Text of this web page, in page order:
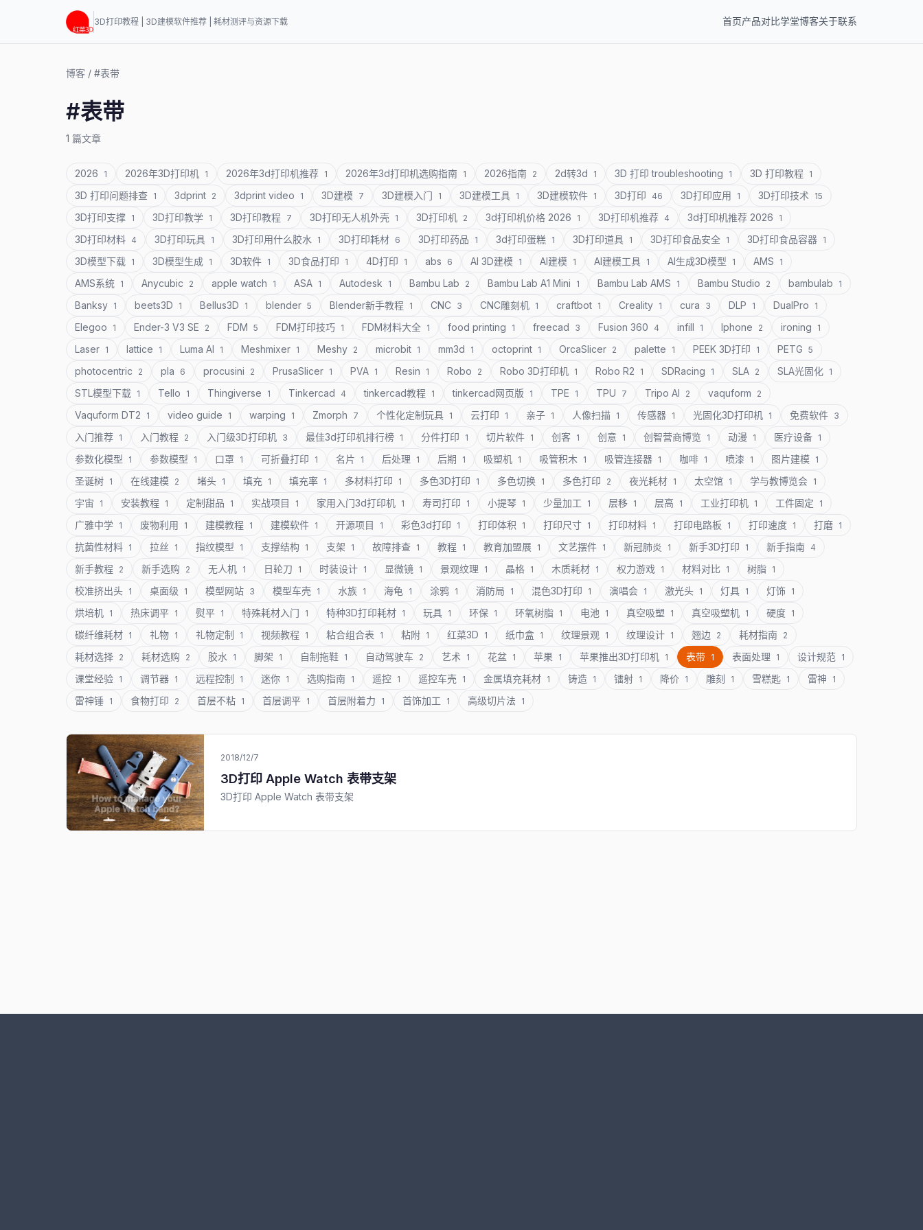
3D打印教程 | 3D建模软件推荐 | 耗材测评与资源下载 首页产品对比学堂博客关于联系
博客 / #表带
#表带
1 篇文章
2026 1 2026年3D打印机 1 2026年3d打印机推荐 1 2026年3d打印机选购指南 1 2026指南 2 2d转3d 1 3D 打印 troubleshooting 1 3D 打印教程 1
3D 打印问题排查 1 3dprint 2 3dprint video 1 3D建模 7 3D建模入门 1 3D建模工具 1 3D建模软件 1 3D打印 46 3D打印应用 1 3D打印技术 15
3D打印支撑 1 3D打印教学 1 3D打印教程 7 3D打印无人机外壳 1 3D打印机 2 3d打印机价格 2026 1 3D打印机推荐 4 3d打印机推荐 2026 1
3D打印材料 4 3D打印玩具 1 3D打印用什么胶水 1 3D打印耗材 6 3D打印药品 1 3d打印蛋糕 1 3D打印道具 1 3D打印食品安全 1 3D打印食品容器 1
3D模型下载 1 3D模型生成 1 3D软件 1 3D食品打印 1 4D打印 1 abs 6 AI 3D建模 1 AI建模 1 AI建模工具 1 AI生成3D模型 1 AMS 1
AMS系统 1 Anycubic 2 apple watch 1 ASA 1 Autodesk 1 Bambu Lab 2 Bambu Lab A1 Mini 1 Bambu Lab AMS 1 Bambu Studio 2 bambulab 1
Banksy 1 beets3D 1 Bellus3D 1 blender 5 Blender新手教程 1 CNC 3 CNC雕刻机 1 craftbot 1 Creality 1 cura 3 DLP 1 DualPro 1
Elegoo 1 Ender-3 V3 SE 2 FDM 5 FDM打印技巧 1 FDM材料大全 1 food printing 1 freecad 3 Fusion 360 4 infill 1 Iphone 2 ironing 1
Laser 1 lattice 1 Luma AI 1 Meshmixer 1 Meshy 2 microbit 1 mm3d 1 octoprint 1 OrcaSlicer 2 palette 1 PEEK 3D打印 1 PETG 5
photocentric 2 pla 6 procusini 2 PrusaSlicer 1 PVA 1 Resin 1 Robo 2 Robo 3D打印机 1 Robo R2 1 SDRacing 1 SLA 2 SLA光固化 1
STL模型下载 1 Tello 1 Thingiverse 1 Tinkercad 4 tinkercad教程 1 tinkercad网页版 1 TPE 1 TPU 7 Tripo AI 2 vaquform 2
Vaquform DT2 1 video guide 1 warping 1 Zmorph 7 个性化定制玩具 1 云打印 1 亲子 1 人像扫描 1 传感器 1 光固化3D打印机 1 免费软件 3
入门推荐 1 入门教程 2 入门级3D打印机 3 最佳3d打印机排行榜 1 分件打印 1 切片软件 1 创客 1 创意 1 创智营商博览 1 动漫 1 医疗设备 1
参数化模型 1 参数模型 1 口罩 1 可折叠打印 1 名片 1 后处理 1 后期 1 吸塑机 1 吸管积木 1 吸管连接器 1 咖啡 1 喷漆 1 图片建模 1
圣诞树 1 在线建模 2 堵头 1 填充 1 填充率 1 多材料打印 1 多色3D打印 1 多色切换 1 多色打印 2 夜光耗材 1 太空馆 1 学与教博览会 1
宇宙 1 安装教程 1 定制甜品 1 实战项目 1 家用入门3d打印机 1 寿司打印 1 小提琴 1 少量加工 1 层移 1 层高 1 工业打印机 1 工件固定 1
广雅中学 1 废物利用 1 建模教程 1 建模软件 1 开源项目 1 彩色3d打印 1 打印体积 1 打印尺寸 1 打印材料 1 打印电路板 1 打印速度 1 打磨 1
抗菌性材料 1 拉丝 1 指纹模型 1 支撑结构 1 支架 1 故障排查 1 教程 1 教育加盟展 1 文艺摆件 1 新冠肺炎 1 新手3D打印 1 新手指南 4
新手教程 2 新手选购 2 无人机 1 日轮刀 1 时装设计 1 显微镜 1 景观纹理 1 晶格 1 木质耗材 1 权力游戏 1 材料对比 1 树脂 1
校准挤出头 1 桌面级 1 模型网站 3 模型车壳 1 水族 1 海龟 1 涂鸦 1 消防局 1 混色3D打印 1 演唱会 1 激光头 1 灯具 1 灯饰 1
烘培机 1 热床调平 1 熨平 1 特殊耗材入门 1 特种3D打印耗材 1 玩具 1 环保 1 环氧树脂 1 电池 1 真空吸塑 1 真空吸塑机 1 硬度 1
碳纤维耗材 1 礼物 1 礼物定制 1 视频教程 1 粘合组合表 1 粘附 1 红菜3D 1 纸巾盒 1 纹理景观 1 纹理设计 1 翘边 2 耗材指南 2
耗材选择 2 耗材选购 2 胶水 1 脚架 1 自制拖鞋 1 自动驾驶车 2 艺术 1 花盆 1 苹果 1 苹果推出3D打印机 1 表带 1 表面处理 1 设计规范 1
课堂经验 1 调节器 1 远程控制 1 迷你 1 选购指南 1 遥控 1 遥控车壳 1 金属填充耗材 1 铸造 1 镭射 1 降价 1 雕刻 1 雪糕匙 1 雷神 1
雷神锤 1 食物打印 2 首层不粘 1 首层调平 1 首层附着力 1 首饰加工 1 高级切片法 1
2018/12/7
3D打印 Apple Watch 表带支架
3D打印 Apple Watch 表带支架